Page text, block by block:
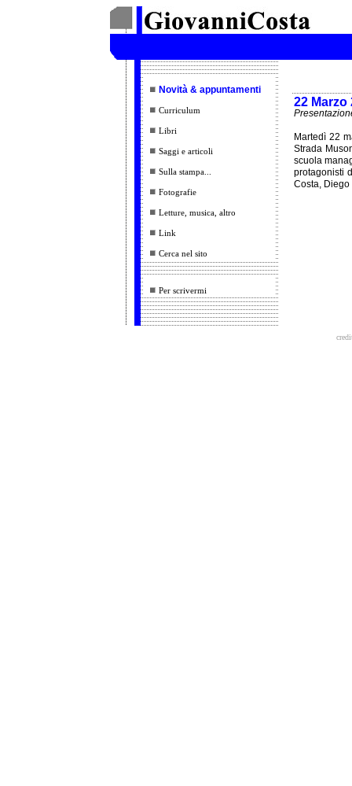
Novità & appuntamenti
Curriculum
Libri
Saggi e articoli
Sulla stampa...
Fotografie
Letture, musica, altro
Link
Cerca nel sito
Per scrivermi
22 Marzo
Martedì 22
Strada
scuola
protagonisti
Costa, Diego